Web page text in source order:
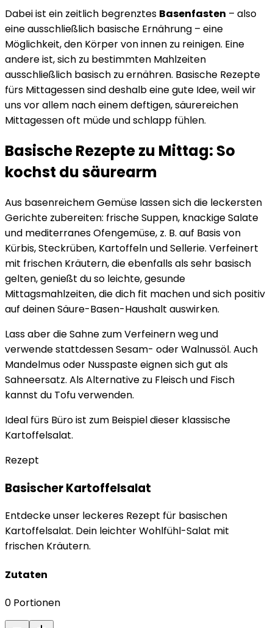
Dabei ist ein zeitlich begrenztes Basenfasten – also
eine ausschließlich basische Ernährung – eine
Möglichkeit, den Körper von innen zu reinigen. Eine
andere ist, sich zu bestimmten Mahlzeiten
ausschließlich basisch zu ernähren. Basische Rezepte
fürs Mittagessen sind deshalb eine gute Idee, weil wir
uns vor allem nach einem deftigen, säurereichen
Mittagessen oft müde und schlapp fühlen.
Basische Rezepte zu Mittag: So
kochst du säurearm
Aus basenreichem Gemüse lassen sich die leckersten
Gerichte zubereiten: frische Suppen, knackige Salate
und mediterranes Ofengemüse, z. B. auf Basis von
Kürbis, Steckrüben, Kartoffeln und Sellerie. Verfeinert
mit frischen Kräutern, die ebenfalls als sehr basisch
gelten, genießt du so leichte, gesunde
Mittagsmahlzeiten, die dich fit machen und sich positiv
auf deinen Säure-Basen-Haushalt auswirken.
Lass aber die Sahne zum Verfeinern weg und
verwende stattdessen Sesam- oder Walnussöl. Auch
Mandelmus oder Nusspaste eignen sich gut als
Sahneersatz. Als Alternative zu Fleisch und Fisch
kannst du Tofu verwenden.
Ideal fürs Büro ist zum Beispiel dieser klassische
Kartoffelsalat.
Rezept
Basischer Kartoffelsalat
Entdecke unser leckeres Rezept für basischen
Kartoffelsalat. Dein leichter Wohlfühl-Salat mit
frischen Kräutern.
Zutaten
0 Portionen